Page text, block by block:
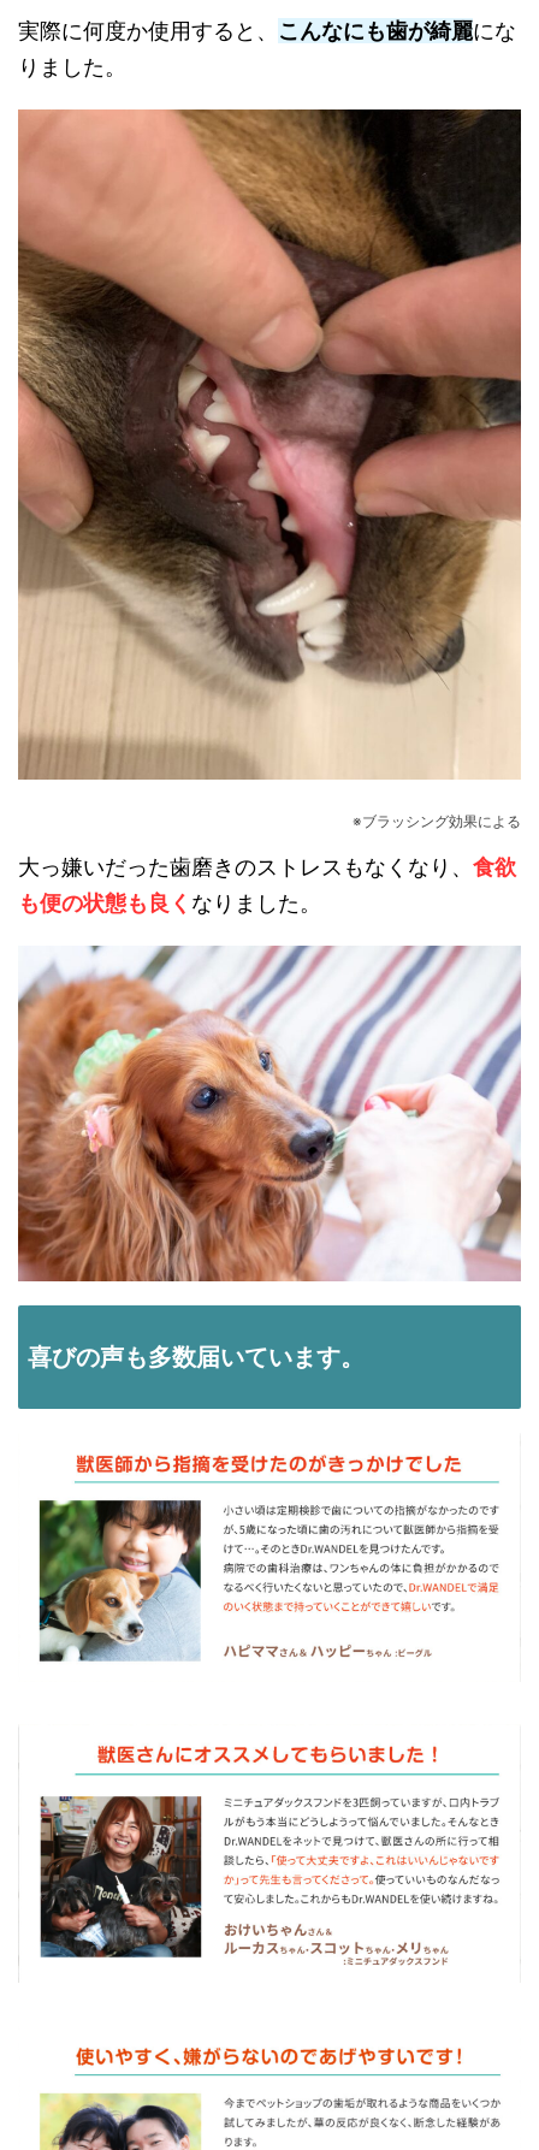
実際に何度か使用すると、 こんなにも歯が綺麗にな
りました。
※ブラッシング効果による
大っ嫌いだった歯磨きのストレスもなくなり、 食欲
も便の状態も良く なりました。
喜びの声も多数届いています。